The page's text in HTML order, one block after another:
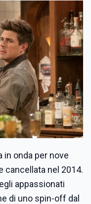
in onda per nove
cancellata nel 2014.
appassionati
di uno spin-off dal